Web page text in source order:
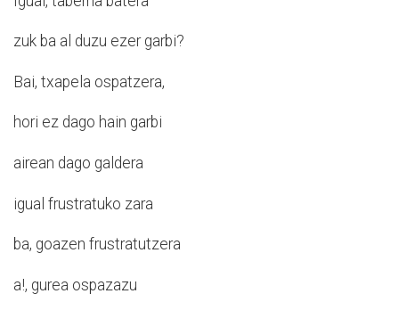
zuk ba al duzu ezer garbi?
Bai, txapela ospatzera,
hori ez dago hain garbi
airean dago galdera
igual frustratuko zara
ba, goazen frustratutzera
a!, gurea ospazazu